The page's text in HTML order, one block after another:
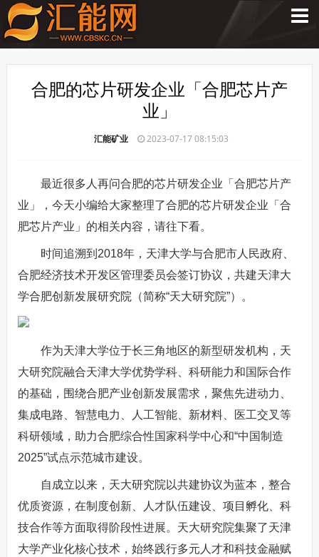
合肥的芯片研发企业「合肥芯片产
业」
汇能矿业 2023-07-17 08:15:03
最近很多人再问合肥的芯片研发企业「合肥芯片产
业」，今天小编给大家整理了合肥的芯片研发企业「合
肥芯片产业」的相关内容，请往下看。
时间追溯到2018年，天津大学与合肥市人民政府、
合肥经济技术开发区管理委员会签订协议，共建天津大
学合肥创新发展研究院（简称“天大研究院”）。
作为天津大学位于长三角地区的新型研发机构，天
大研究院融合天津大学优势学科、科研能力和国际合作
的基础，围绕合肥产业创新发展需求，聚焦先进动力、
集成电路、智慧电力、人工智能、新材料、医工交叉等
科研领域，助力合肥综合性国家科学中心和“中国制造
2025”试点示范城市建设。
自成立以来，天大研究院以共建协议为蓝本，整合
优质资源，在制度创新、人才队伍建设、项目孵化、科
技合作等方面取得阶段性进展。天大研究院集聚了天津
大学产业化核心技术，始终践行多元人才和科技金融赋